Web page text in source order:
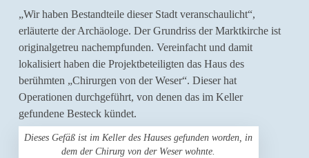
„Wir haben Bestandteile dieser Stadt veranschaulicht“,
erläuterte der Archäologe. Der Grundriss der Marktkirche ist
originalgetreu nachempfunden. Vereinfacht und damit
lokalisiert haben die Projektbeteiligten das Haus des
berühmten „Chirurgen von der Weser“. Dieser hat
Operationen durchgeführt, von denen das im Keller
gefundene Besteck kündet.
Dieses Gefäß ist im Keller des Hauses gefunden worden, in
dem der Chirurg von der Weser wohnte.